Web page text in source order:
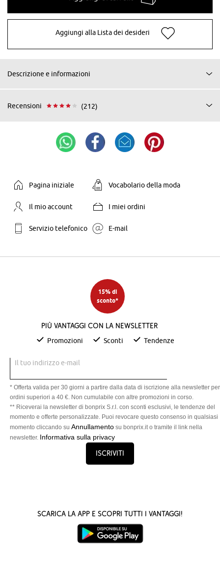
Aggiungi alla Lista dei desideri
Descrizione e informazioni
Recensioni (212)
Pagina iniziale Vocabolario della moda
Il mio account I miei ordini
Servizio telefonico E-mail
15% di
sconto*
Più vantaggi con la newsletter
Promozioni Sconti Tendenze
Il tuo indirizzo e-mail
* Offerta valida per 30 giorni a partire dalla data di iscrizione alla newsletter per
ordini superiori a 40 €. Non cumulabile con altre promozioni in corso.
** Riceverai la newsletter di bonprix S.r.l. con sconti esclusivi, le tendenze del
momento e offerte personalizzate. Puoi revocare questo consenso in qualsiasi
momento cliccando su Annullamento su bonprix.it o tramite il link nella
newsletter. Informativa sulla privacy
Iscriviti
Scarica la App e scopri tutti i vantaggi!